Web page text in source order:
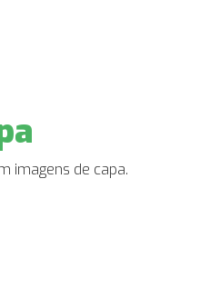
imagens de capa.